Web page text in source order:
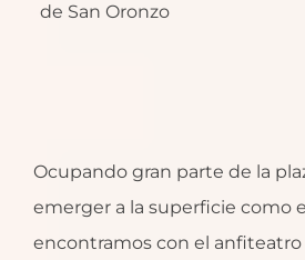
de San Oronzo
Ocupando gran parte de la
emerger a la superficie como
encontramos con el anfiteatro